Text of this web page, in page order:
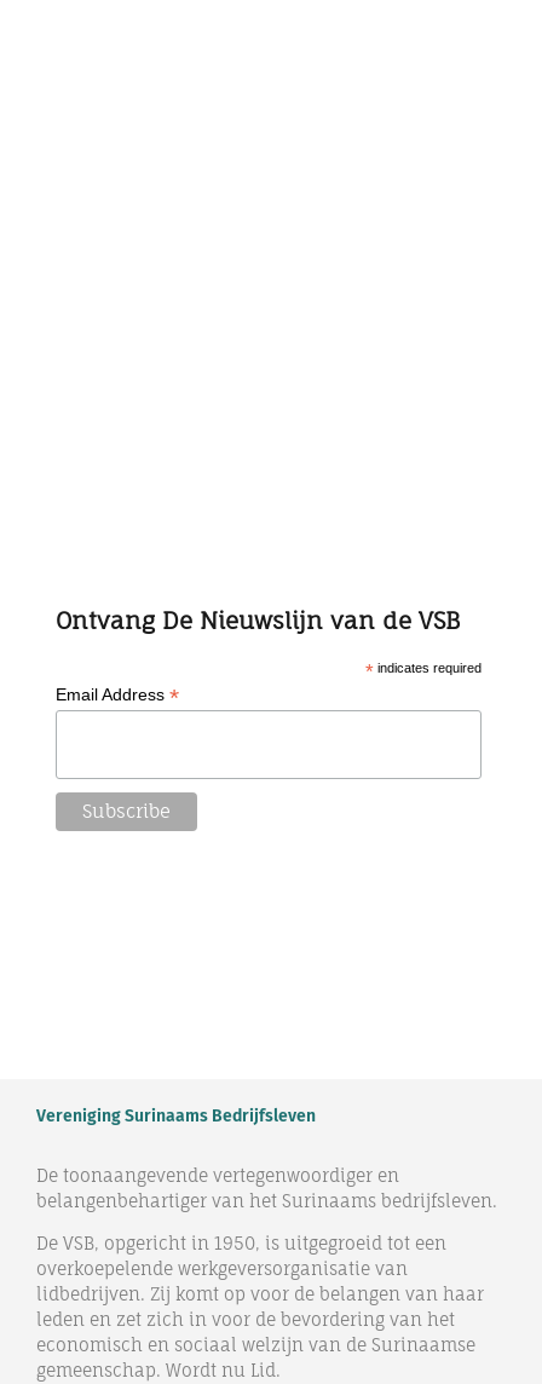
Ontvang De Nieuwslijn van de VSB
* indicates required
Email Address*
Vereniging Surinaams Bedrijfsleven
De toonaangevende vertegenwoordiger en
belangenbehartiger van het Surinaams bedrijfsleven.
De VSB, opgericht in 1950, is uitgegroeid tot een
overkoepelende werkgeversorganisatie van
lidbedrijven. Zij komt op voor de belangen van haar
leden en zet zich in voor de bevordering van het
economisch en sociaal welzijn van de Surinaamse
gemeenschap. Wordt nu Lid.